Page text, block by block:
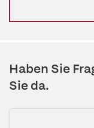
Haben Sie
Sie da.